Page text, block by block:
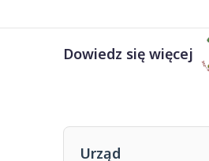
Dowiedz się więcej
Urząd